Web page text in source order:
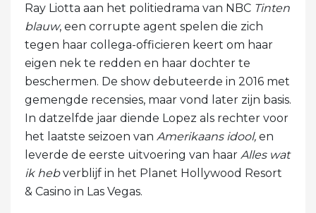
Ray Liotta aan het politiedrama van NBC Tinten
blauw, een corrupte agent spelen die zich
tegen haar collega-officieren keert om haar
eigen nek te redden en haar dochter te
beschermen. De show debuteerde in 2016 met
gemengde recensies, maar vond later zijn basis.
In datzelfde jaar diende Lopez als rechter voor
het laatste seizoen van Amerikaans idool, en
leverde de eerste uitvoering van haar Alles wat
ik hebverblijf in het Planet Hollywood Resort
& Casino in Las Vegas.